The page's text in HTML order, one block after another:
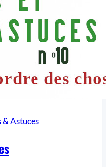
& Astuces